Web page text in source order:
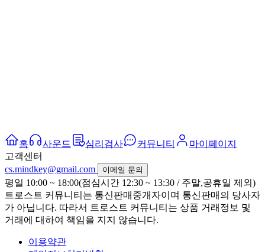
홈 사운드 심리검사 커뮤니티
마이페이지
고객센터
cs.mindkey@gmail.com
이메일 문의
평일 10:00 ~ 18:00(점심시간 12:30 ~ 13:30 / 주말,공휴일 제외)
트로스트 커뮤니티는 통신판매중개자이며 통신판매의 당사자
가 아닙니다. 따라서 트로스트 커뮤니티는 상품 거래정보 및
거래에 대하여 책임을 지지 않습니다.
이용약관